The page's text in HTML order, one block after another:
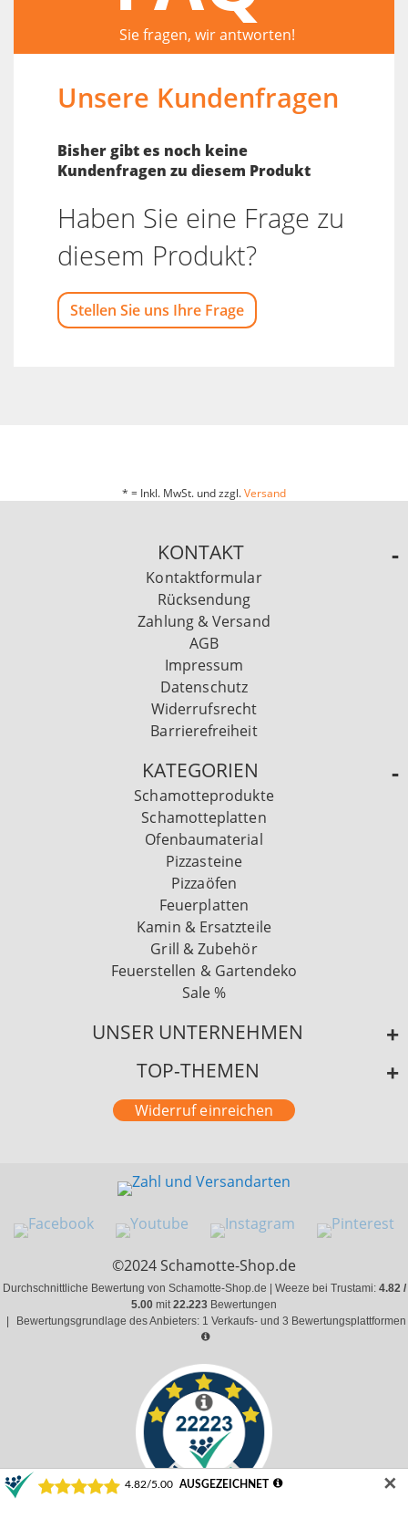
Sie fragen, wir antworten!
Unsere Kundenfragen
Bisher gibt es noch keine
Kundenfragen zu diesem Produkt
Haben Sie eine Frage zu
diesem Produkt?
Stellen Sie uns Ihre Frage
* = Inkl. MwSt. und zzgl.Versand
KONTAKT
Kontaktformular
Rücksendung
Zahlung & Versand
AGB
Impressum
Datenschutz
Widerrufsrecht
Barrierefreiheit
KATEGORIEN
Schamotteprodukte
Schamotteplatten
Ofenbaumaterial
Pizzasteine
Pizzaöfen
Feuerplatten
Kamin & Ersatzteile
Grill & Zubehör
Feuerstellen & Gartendeko
Sale %
UNSER UNTERNEHMEN
TOP-THEMEN
Widerruf einreichen
©2024 Schamotte-Shop.de
Durchschnittliche Bewertung von Schamotte-Shop.de | Weeze bei Trustami: 4.82 /
5.00 mit22.223 Bewertungen
Bewertungsgrundlage des Anbieters: 1 Verkaufs- und 3 Bewertungsplattformen
✕